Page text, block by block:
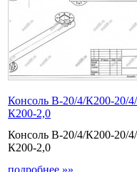
Консоль В-20/4/К200-20/4/
К200-2,0
Консоль В-20/4/К200-20/4/
К200-2,0